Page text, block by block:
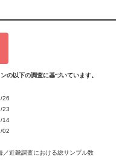
の以下の調査に基づいています。
26
23
14
02
／近畿調査における総サンプル数